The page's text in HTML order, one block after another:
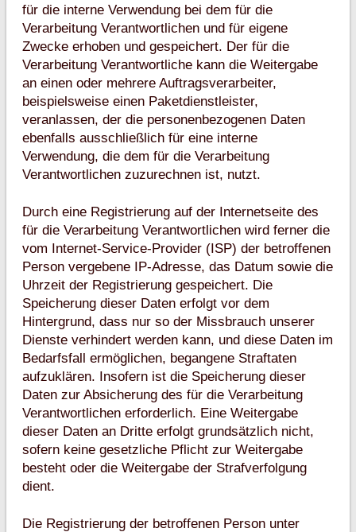
für die interne Verwendung bei dem für die
Verarbeitung Verantwortlichen und für eigene
Zwecke erhoben und gespeichert. Der für die
Verarbeitung Verantwortliche kann die Weitergabe
an einen oder mehrere Auftragsverarbeiter,
beispielsweise einen Paketdienstleister,
veranlassen, der die personenbezogenen Daten
ebenfalls ausschließlich für eine interne
Verwendung, die dem für die Verarbeitung
Verantwortlichen zuzurechnen ist, nutzt.
Durch eine Registrierung auf der Internetseite des
für die Verarbeitung Verantwortlichen wird ferner die
vom Internet-Service-Provider (ISP) der betroffenen
Person vergebene IP-Adresse, das Datum sowie die
Uhrzeit der Registrierung gespeichert. Die
Speicherung dieser Daten erfolgt vor dem
Hintergrund, dass nur so der Missbrauch unserer
Dienste verhindert werden kann, und diese Daten im
Bedarfsfall ermöglichen, begangene Straftaten
aufzuklären. Insofern ist die Speicherung dieser
Daten zur Absicherung des für die Verarbeitung
Verantwortlichen erforderlich. Eine Weitergabe
dieser Daten an Dritte erfolgt grundsätzlich nicht,
sofern keine gesetzliche Pflicht zur Weitergabe
besteht oder die Weitergabe der Strafverfolgung
dient.
Die Registrierung der betroffenen Person unter